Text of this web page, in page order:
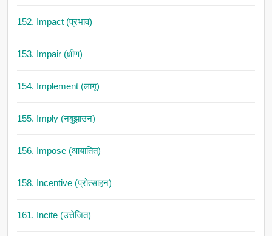
152. Impact (प्रभाव)
153. Impair (क्षीण)
154. Implement (लागू)
155. Imply (नबुझाउन)
156. Impose (आयातित)
158. Incentive (प्रोत्साहन)
161. Incite (उत्तेजित)